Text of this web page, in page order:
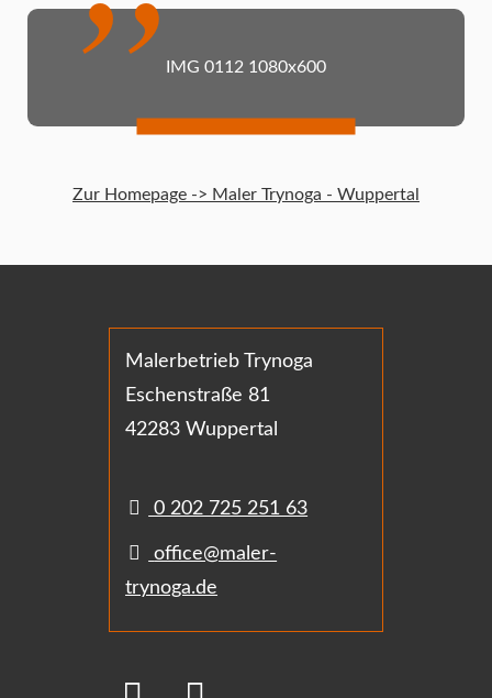
IMG 0112 1080x600
Zur Homepage -> Maler Trynoga - Wuppertal
Malerbetrieb Trynoga
Eschenstraße 81
42283 Wuppertal
0 202 725 251 63
office@maler-
trynoga.de